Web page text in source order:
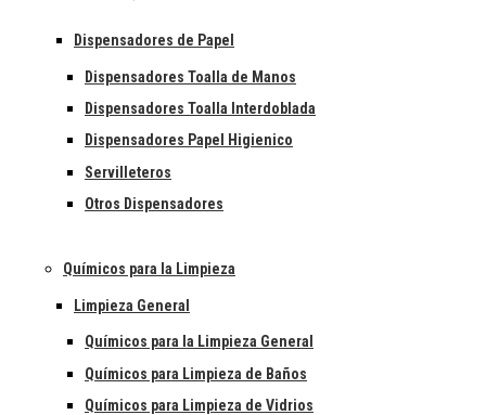
Dispensadores de Papel
Dispensadores Toalla de Manos
Dispensadores Toalla Interdoblada
Dispensadores Papel Higienico
Servilleteros
Otros Dispensadores
Químicos para la Limpieza
Limpieza General
Químicos para la Limpieza General
Químicos para Limpieza de Baños
Químicos para Limpieza de Vidrios